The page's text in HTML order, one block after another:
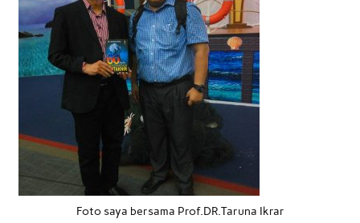
Foto saya bersama Prof.DR.Taruna Ikrar